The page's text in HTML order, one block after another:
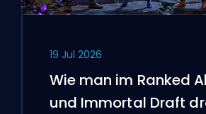
19 Jul 2026
Wie man im Ranked
und Immortal Draft